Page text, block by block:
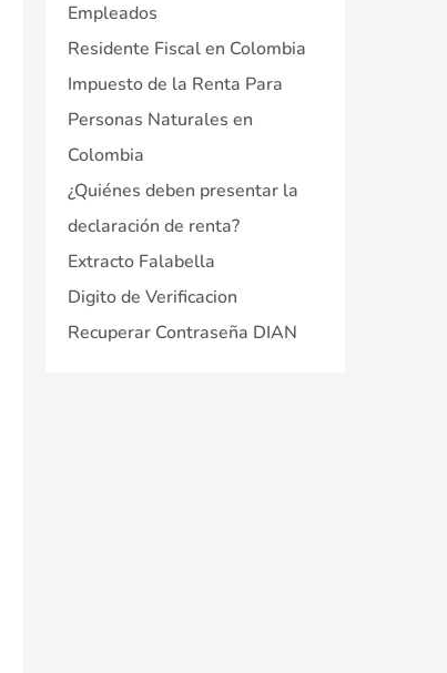
Empleados
Residente Fiscal en Colombia
Impuesto de la Renta Para
Personas Naturales en
Colombia
¿Quiénes deben presentar la
declaración de renta?
Extracto Falabella
Digito de Verificacion
Recuperar Contraseña DIAN